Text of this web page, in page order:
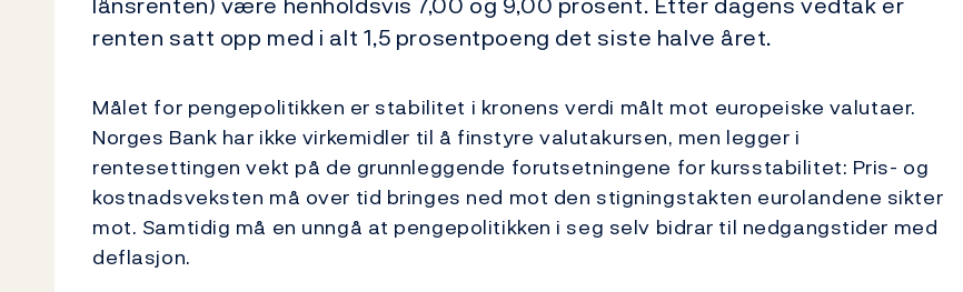
renten satt opp med i alt 1,5 prosentpoeng det siste halve året.
Målet for pengepolitikken er stabilitet i kronens verdi målt mot europeiske valutaer.
Norges Bank har ikke virkemidler til å finstyre valutakursen, men legger i
rentesettingen vekt på de grunnleggende forutsetningene for kursstabilitet: Pris- og
kostnadsveksten må over tid bringes ned mot den stigningstakten eurolandene sikter
mot. Samtidig må en unngå at pengepolitikken i seg selv bidrar til nedgangstider med
deflasjon.